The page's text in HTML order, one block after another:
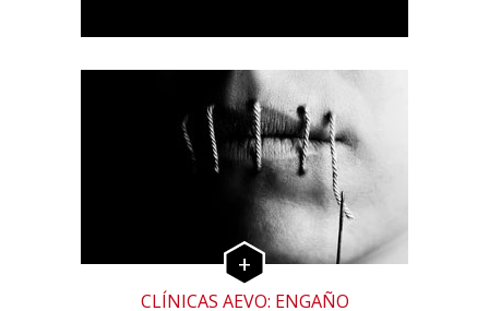
CLÍNICAS AEVO: ENGAÑO